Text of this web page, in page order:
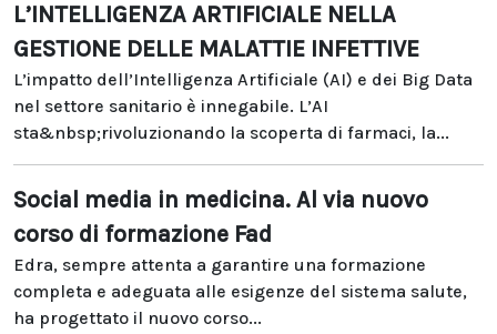
L’INTELLIGENZA ARTIFICIALE NELLA
GESTIONE DELLE MALATTIE INFETTIVE
L’impatto dell’Intelligenza Artificiale (AI) e dei Big Data
nel settore sanitario è innegabile. L’AI
sta&nbsp;rivoluzionando la scoperta di farmaci, la...
Social media in medicina. Al via nuovo
corso di formazione Fad
Edra, sempre attenta a garantire una formazione
completa e adeguata alle esigenze del sistema salute,
ha progettato il nuovo corso...